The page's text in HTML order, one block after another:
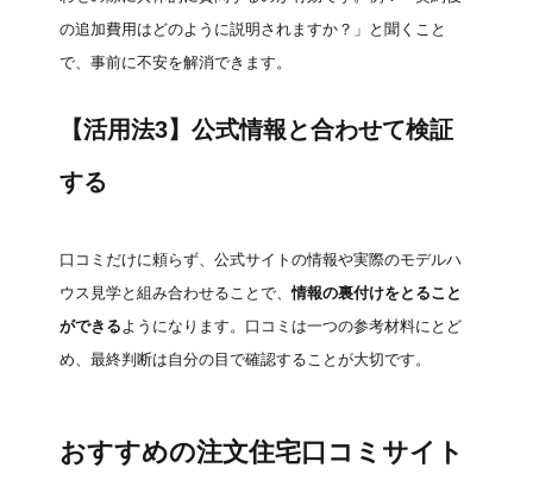
の追加費用はどのように説明されますか？」と聞くこと
で、事前に不安を解消できます。
【活用法3】公式情報と合わせて検証
する
口コミだけに頼らず、公式サイトの情報や実際のモデルハ
ウス見学と組み合わせることで、情報の裏付けをとること
ができるようになります。口コミは一つの参考材料にとど
め、最終判断は自分の目で確認することが大切です。
おすすめの注文住宅口コミサイト